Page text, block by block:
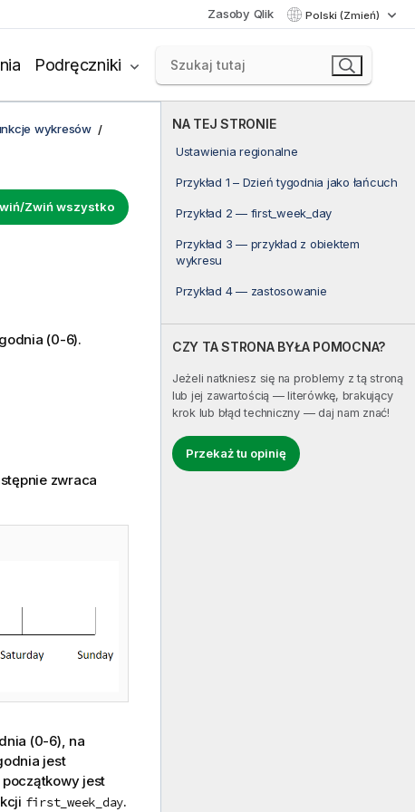
Zasoby Qlik Polski (Zmień)
Podręczniki
NA TEJ STRONIE
Ustawienia regionalne
Przykład 1 – Dzień tygodnia jako łańcuch
Przykład 2 — first_week_day
Przykład 3 — przykład z obiektem
wykresu
Przykład 4 — zastosowanie
CZY TA STRONA BYŁA POMOCNA?
Jeżeli natkniesz się na problemy z tą stroną
lub jej zawartością — literówkę, brakujący
krok lub błąd techniczny — daj nam znać!
Przekaż tu opinię
wykresów
Zwiń wszystko
(0-6).
zwraca
(0-6), na
jest
początkowy jest
first_week_day.